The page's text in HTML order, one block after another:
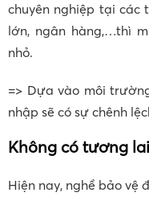
chuyên nghiệp tại các
lớn, ngân hàng,…thì
nhỏ.
=> Dựa vào môi
nhập sẽ có sự chênh
Không có tương lai
Hiện nay, nghề bảo vệ